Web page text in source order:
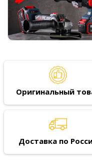
Оригинальный
Доставка по